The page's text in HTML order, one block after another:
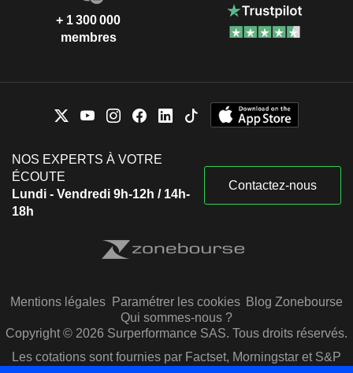
+ 1 300 000
membres
NOS EXPERTS À VOTRE
ÉCOUTE
Lundi - Vendredi 9h-12h / 14h-
18h
Contactez-nous
Mentions légales Paramétrer les cookies Blog Zonebourse
Qui sommes-nous ?
Copyright © 2026 Surperformance SAS. Tous droits réservés.
Les cotations sont fournies par Factset, Morningstar et S&P